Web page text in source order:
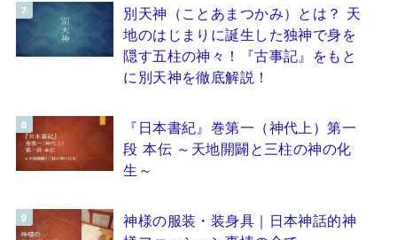
別天神（ことあまつかみ）とは？ 天
地のはじまりに誕生した独神で身を
隠す五柱の神々！『古事記』をもと
に別天神を徹底解説！
『日本書紀』巻第一（神代上）第一
段 本伝 ～天地開闢と三柱の神の化
生～
神様の服装・装身具｜日本神話的神